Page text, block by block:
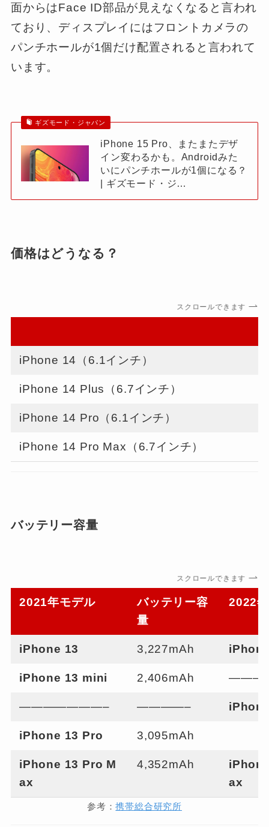
面からはFace ID部品が見えなくなると言われ
ており、ディスプレイにはフロントカメラの
パンチホールが1個だけ配置されると言われて
います。
ギズモード・ジャパン
iPhone 15 Pro、またまたデザ
イン変わるかも。Androidみた
いにパンチホールが1個になる？
| ギズモード・ジ…
価格はどうなる？
スクロールできます
iPhone 14（6.1インチ）
iPhone 14 Plus（6.7インチ）
iPhone 14 Pro（6.1インチ）
iPhone 14 Pro Max（6.7インチ）
バッテリー容量
スクロールできます
2021年モデル
バッテリー容
量
2022
iPhone 13 3,227mAh
iPhone 13 mini 2,406mAh
———————– ————–
iPhone 13 Pro 3,095mAh
iPhone 13 Pro M
ax
4,352mAh
ax
参考：携帯総合研究所